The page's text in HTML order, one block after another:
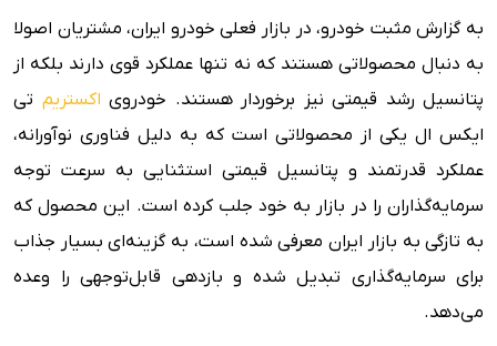
به گزارش مثبت خودرو، در بازار فعلی خودرو ایران، مشتریان اصولا
به دنبال محصولاتی هستند که نه تنها عملکرد قوی دارند بلکه از
پتانسیل رشد قیمتی نیز برخوردار هستند. خودروی اکستریم تی
ایکس ال یکی از محصولاتی است که به دلیل فناوری نوآورانه،
عملکرد قدرتمند و پتانسیل قیمتی استثنایی به سرعت توجه
سرمایه‌گذاران را در بازار به خود جلب کرده است. این محصول که
به تازگی به بازار ایران معرفی شده است، به گزینه‌ای بسیار جذاب
برای سرمایه‌گذاری تبدیل شده و بازدهی قابل‌توجهی را وعده
می‌دهد.